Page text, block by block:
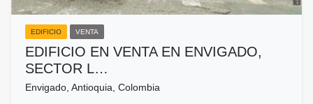
EDIFICIO VENTA
EDIFICIO EN VENTA EN ENVIGADO,
SECTOR L…
Envigado, Antioquia, Colombia